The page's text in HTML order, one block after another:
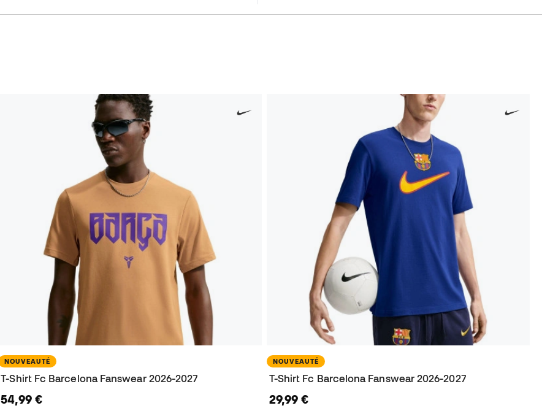
NOUVEAUTÉ
T-Shirt Fc Barcelona Fanswear 2026-2027
54,99 €
NOUVEAUTÉ
T-Shirt Fc Barcelona Fanswear 2026-2027
29,99 €